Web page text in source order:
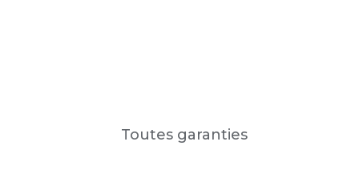
Toutes garanties